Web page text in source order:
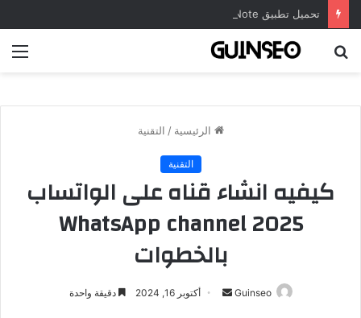
الرئيسية / التقنية
التقنية
كيفيه انشاء قناه على الواتساب
2025 WhatsApp channel
بالخطوات
Guinseo
أرسلأكتوبر 16, 2024 دقيقة واحدة